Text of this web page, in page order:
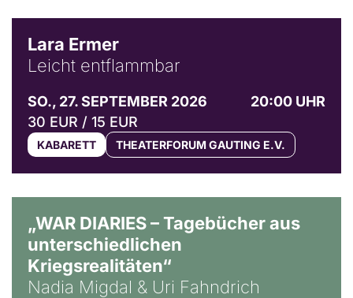
Lara Ermer
Leicht entflammbar
SO., 27. SEPTEMBER 2026
20:00 UHR
30 EUR / 15 EUR
KABARETT THEATERFORUM GAUTING E.V.
„WAR DIARIES – Tagebücher aus
unterschiedlichen
Kriegsrealitäten“
Nadia Migdal & Uri Fahndrich